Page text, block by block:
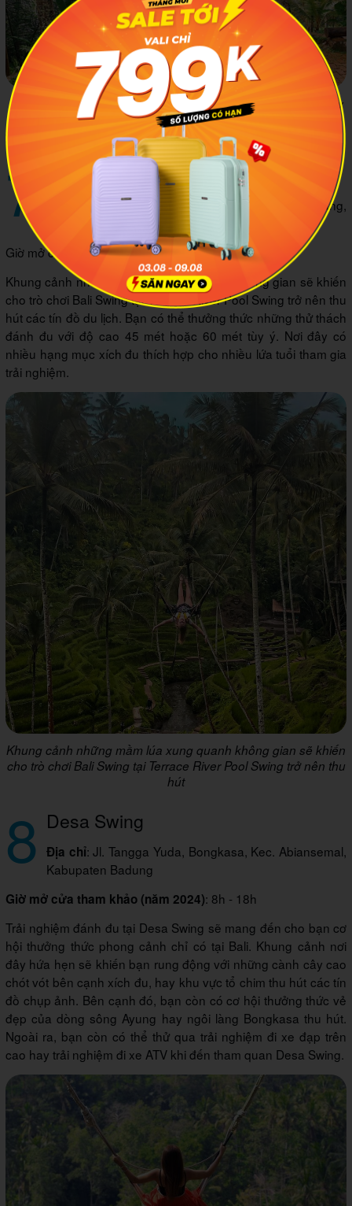
Ngắm nhìn ruộng bậc thang Tegalalang dưới góc nhìn cực kỳ
thú vị của Xích đu Uma Pakel sẽ là một trải nghiệm mà bạn
nên thử khi du lịch Bali
7 Terrace River Pool Swing
: Jl. Pakudui, Kedisan, Kec. Tegallalang,
Kabupaten Gianyar
Giờ mở cửa tham khảo (năm 2024): 9h - 18h
Khung cảnh những mầm lúa xung quanh không gian sẽ khiến
cho trò chơi Bali Swing tại Terrace River Pool Swing trở nên thu
hút các tín đồ du lịch. Bạn có thể thưởng thức những thử thách
đánh đu với độ cao 45 mét hoặc 60 mét tùy ý. Nơi đây có
nhiều hạng mục xích đu thích hợp cho nhiều lứa tuổi tham gia
trải nghiệm.
Khung cảnh những mầm lúa xung quanh không gian sẽ khiến
cho trò chơi Bali Swing tại Terrace River Pool Swing trở nên thu
hút
8 Desa Swing
Địa chỉ: Jl. Tangga Yuda, Bongkasa, Kec. Abiansemal,
Kabupaten Badung
Giờ mở cửa tham khảo (năm 2024): 8h - 18h
Trải nghiệm đánh đu tại Desa Swing sẽ mang đến cho bạn cơ
hội thưởng thức phong cảnh chỉ có tại Bali. Khung cảnh nơi
đây hứa hẹn sẽ khiến bạn rung động với những cành cây cao
chót vót bên cạnh xích đu, hay khu vực tổ chim thu hút các tín
đồ chụp ảnh. Bên cạnh đó, bạn còn có cơ hội thưởng thức vẻ
đẹp của dòng sông Ayung hay ngôi làng Bongkasa thu hút.
Ngoài ra, bạn còn có thể thử qua trải nghiệm đi xe đạp trên
cao hay trải nghiệm đi xe ATV khi đến tham quan Desa Swing.